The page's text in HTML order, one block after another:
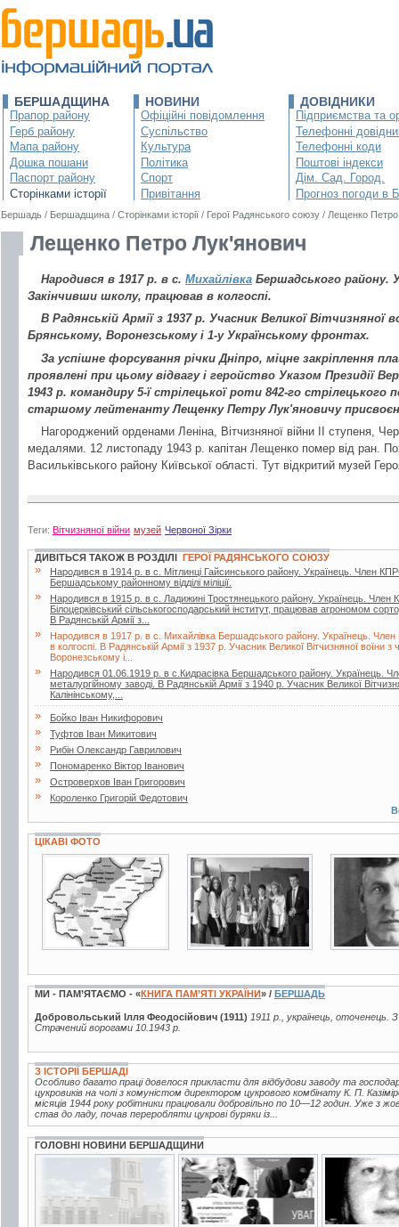
БЕРШАДЩИНА
Прапор району
Герб району
Мапа району
Дошка пошани
Паспорт району
Сторінками історії
НОВИНИ
Офіційні повідомлення
Суспільство
Культура
Політика
Спорт
Привітання
ДОВІДНИКИ
Підприємства та
Телефонні
Телефонні коди
Поштові індекси
Дім. Сад. Город.
Прогноз погоди в
Бершадь / Бершадщина / Сторінками історії / Герої Радянського союзу / Лещенко
Лещенко Петро Лук'янович
Народився в 1917 р. в с. Михайлівка Бершадського району.
Закінчивши школу, працював в колгоспі.
В Радянській Армії з 1937 р. Учасник Великої Вітчизняної
Брянському, Воронезському і 1-у Українському фронтах.
За успішне форсування річки Дніпро, міцне закріплення
проявлені при цьому відвагу і геройство Указом Президії
1943 р. командиру 5-ї стрілецької роти 842-го стрілецького
старшому лейтенанту Лещенку Петру Лук'яновичу
Нагороджений орденами Леніна, Вітчизняної війни II ступеня,
медалями. 12 листопаду 1943 р. капітан Лещенко помер від ран.
Васильківського району Київської області. Тут відкритий музей
Теги: Вітчизняної війни музей Червоної Зірки
ДИВІТЬСЯ ТАКОЖ В РОЗДІЛІ ГЕРОЇ РАДЯНСЬКОГО СОЮЗУ
»
Народився в 1914 р. в с. Мітлинці Гайсинського району. Українець. Член
Бершадському районному відділі міліції.
»
Народився в 1915 р. в с. Ладижині Тростянецького району. Українець.
Білоцерківський сільськогосподарський інститут, працював агрономом
В Радянській Армії з...
»
Народився в 1917 р. в с. Михайлівка Бершадського району. Українець.
в колгоспі. В Радянській Армії з 1937 р. Учасник Великої Вітчизняної
Воронезському і...
»
Народився 01.06.1919 р. в с.Кидрасівка Бершадського району. Українець.
металургійному заводі. В Радянській Армії з 1940 р. Учасник Великої
Калінінському,...
» Бойко Іван Никифорович
» Туфтов Іван Микитович
» Рибін Олександр Гаврилович
» Пономаренко Віктор Іванович
» Островерхов Іван Григорович
»
Короленко Григорій Федотович
ЦІКАВІ ФОТО
7 фото 2 фото 3 фото
МИ - ПАМ’ЯТАЄМО - «КНИГА ПАМ’ЯТІ УКРАЇНИ» / БЕРШАДЬ
Добровольський Ілля Феодосійович (1911) 1911 р., українець, оточенець. З
Страчений ворогами 10.1943 р.
З ІСТОРІЇ БЕРШАДІ
Особливо багато праці довелося прикласти для відбудови заводу та
цукровиків на чолі з комуністом директором цукрового комбінату К. П.
місяців 1944 року робітники працювали добровільно по 10—12 годин. Уже з
став до ладу, почав переробляти цукрові буряки із...
ГОЛОВНІ НОВИНИ БЕРШАДЩИНИ